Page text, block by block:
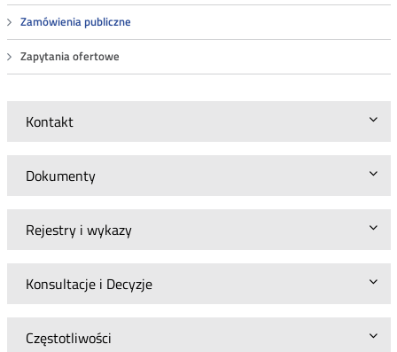
Zamówienia publiczne
Zapytania ofertowe
Kontakt
Dokumenty
Rejestry i wykazy
Konsultacje i Decyzje
Częstotliwości